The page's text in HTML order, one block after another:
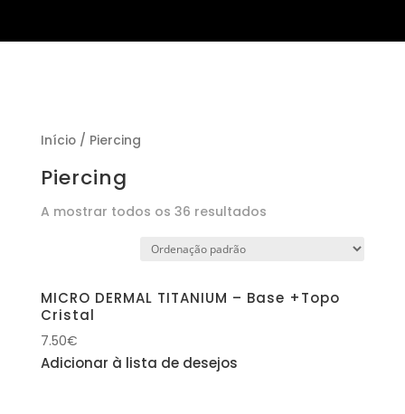
Início/ Piercing
Piercing
A mostrar todos os 36 resultados
MICRO DERMAL TITANIUM – Base +Topo
Cristal
7.50€
Adicionar à lista de desejos